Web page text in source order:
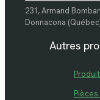
231, Armand
Donnacona
Autres